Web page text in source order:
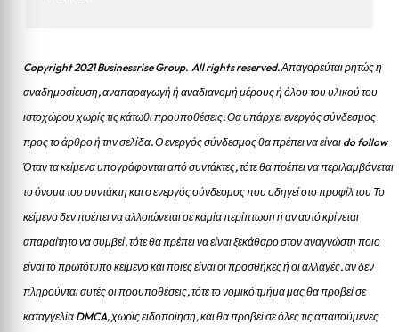
Copyright 2021 Businessrise Group. All rights reserved. Απαγορεύται ρητώς η
αναδημοσίευση, αναπαραγωγή ή αναδιανομή μέρους ή όλου του υλικού του
ιστοχώρου χωρίς τις κάτωθι προυποθέσεις: Θα υπάρχει ενεργός σύνδεσμος
προς το άρθρο ή την σελίδα.Ο ενεργός σύνδεσμος θα πρέπει να είναι do follow
Όταν τα κείμενα υπογράφονται από συντάκτες, τότε θα πρέπει να περιλαμβάνεται
το όνομα του συντάκτη και ο ενεργός σύνδεσμος που οδηγεί στο προφίλ του Το
κείμενο δεν πρέπει να αλλοιώνεται σε καμία περίπτωση ή αν αυτό κρίνεται
απαραίτητο να συμβεί, τότε θα πρέπει να είναι ξεκάθαρο στον αναγνώστη ποιο
είναι το πρωτότυπο κείμενο και ποιες είναι οι προσθήκες ή οι αλλαγές. αν δεν
πληρούνται αυτές οι προυποθέσεις, τότε το νομικό τμήμα μας θα προβεί σε
καταγγελία DMCA, χωρίς ειδοποίηση, και θα προβεί σε όλες τις απαιτούμενες